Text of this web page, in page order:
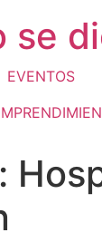
se
EVENTOS